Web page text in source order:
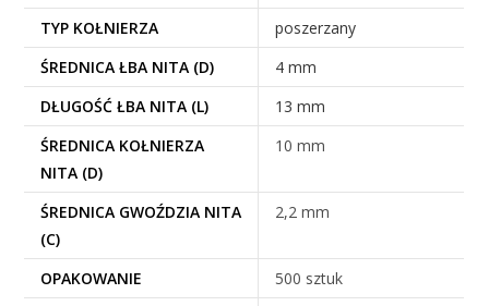
TYP KOŁNIERZA
poszerzany
ŚREDNICA ŁBA NITA (D)
4 mm
DŁUGOŚĆ ŁBA NITA (L)
13 mm
ŚREDNICA KOŁNIERZA
NITA (D)
10 mm
ŚREDNICA GWOŹDZIA NITA
(C)
2,2 mm
OPAKOWANIE
500 sztuk